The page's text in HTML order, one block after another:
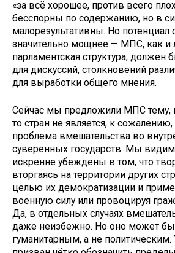
«за всё хорошее, против всего
бесспорны по содержанию, но в
малорезультативны. Но потенциал
значительно мощнее — МПС, как и
парламентская структура, должен
для дискуссий, столкновений
для выработки общего мнения.
Сейчас мы предложили МПС тему,
то стран не является, к
проблема вмешательства во
суверенных государств. Мы
искренне убеждены в том, что
вторгаясь на территории других
целью их демократизации и
военную силу или провоцируя
Да, в отдельных случаях
даже неизбежно. Но оно может
гуманитарным, а не